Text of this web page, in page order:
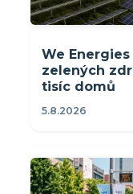
We Energies
zelených
tisíc domů
5.8.2026